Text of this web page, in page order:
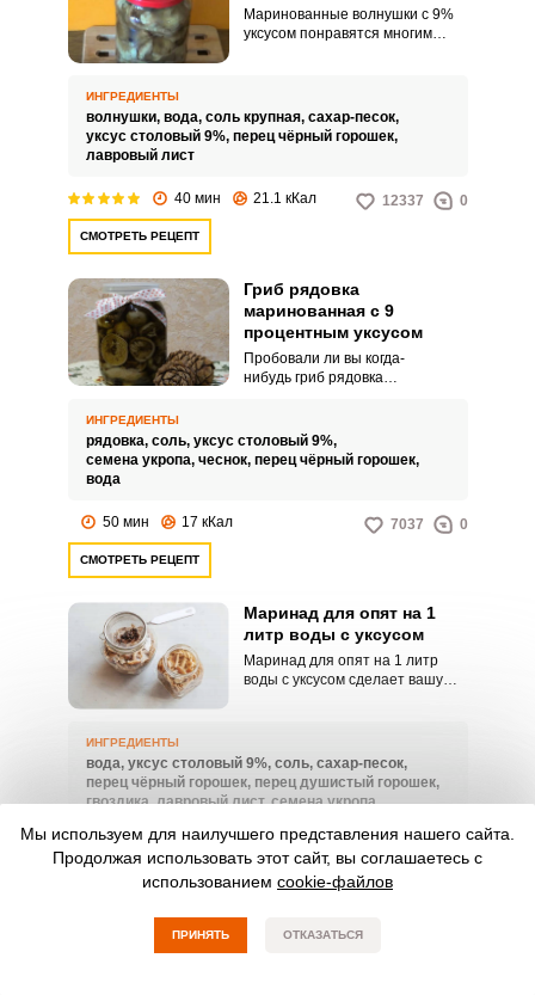
Маринованные волнушки с 9%
уксусом понравятся многим
ИНГРЕДИЕНТЫ
волнушки, вода, соль крупная, сахар-песок,
уксус столовый 9%, перец чёрный горошек,
лавровый лист
40 мин 21.1 кКал 12337 0
СМОТРЕТЬ РЕЦЕПТ
Гриб рядовка
маринованная с 9
процентным уксусом
Пробовали ли вы когда-
нибудь гриб рядовка
вкусные грибы с мясистой
мякотью. По-другому их также
ИНГРЕДИЕНТЫ
рядовка, соль, уксус столовый 9%,
семена укропа, чеснок, перец чёрный горошек,
вода
50 мин 17 кКал 7037 0
СМОТРЕТЬ РЕЦЕПТ
Маринад для опят на 1
литр воды с уксусом
Маринад для опят на 1 литр
воды с уксусом сделает вашу
литровый маринад очень просто
и быстро.
ИНГРЕДИЕНТЫ
вода, уксус столовый 9%, соль, сахар-песок,
перец чёрный горошек, перец душистый горошек,
гвоздика,лавровый лист,семена укропа
10 мин
СМОТРЕТЬ РЕЦЕПТ
Мы используем для наилучшего представления нашего сайта.
Продолжая использовать этот сайт, вы соглашаетесь с
использованием cookie-файлов
ПРИНЯТЬ ОТКАЗАТЬСЯ